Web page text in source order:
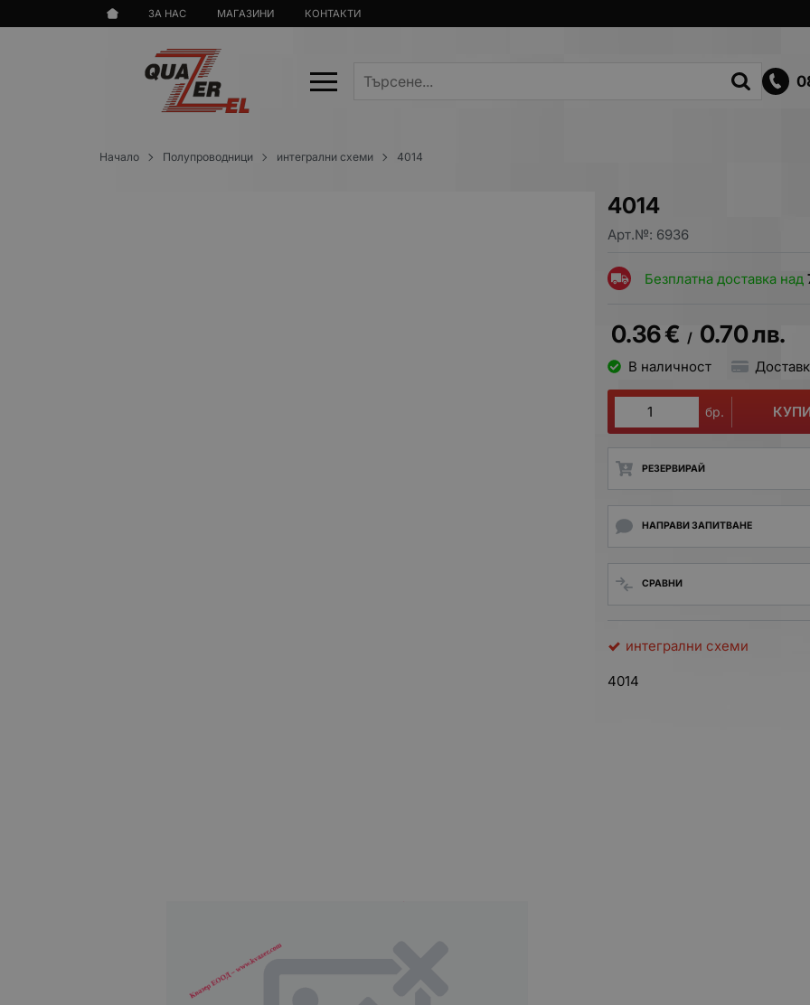
ЗА НАС МАГАЗИНИ КОНТАКТИ
Начало Полупроводници интегрални схеми 4014
4014
Арт.№: 6936
Безплатна доставка над
0.36€ / 0.70лв.
В наличност
бр.
РЕЗЕРВИРАЙ
НАПРАВИ ЗАПИТВАНЕ
СРАВНИ
интегрални схеми
4014